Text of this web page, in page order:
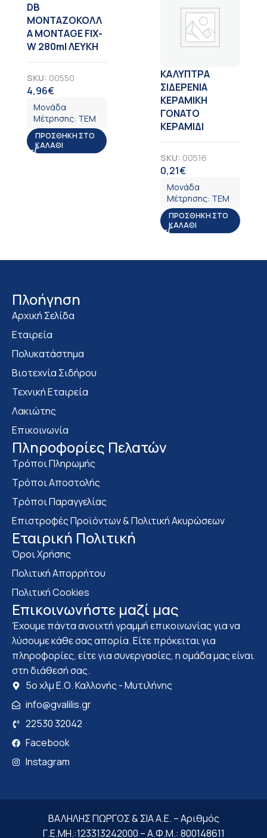
DB
ΜΟΝΤΑΖΟΚΟΛΛ
Α MONTAGE FIX-
W 280ml ΛΕΥΚΗ
SKU: 00550
4,96€
Μονάδα
Μέτρησης: ΤΕΜ
ΠΡΟΣΘΉΚΗ ΣΤΟ
ΚΑΛΆΘΙ
ΚΑΛΥΠΤΡΑ
ΣΙΔΕΡΕΝΙΑ
ΚΕΡΑΜΙΚΗ
ΓΟΝΑΤΟ
ΚΕΡΑΜΙΔΙ
SKU: 00516
0,21€
Μονάδα
Μέτρησης: ΤΕΜ
ΠΡΟΣΘΉΚΗ ΣΤΟ
ΚΑΛΆΘΙ
Πλοήγηση
Αρχική Σελίδα
Εταιρεία
Πολυκατάστημα
Bιοτεχνία Σιδήρου
Τεχνική Εταιρεία
Λακιώτης
Επικοινωνία
Πληροφορίες Πελατών
Τρόποι Πληρωμής
Τρόποι Αποστολής
Τρόποι Παραγγελίας
Επιστροφές Προϊόντων & Πολιτική Ακυρώσεων
Eταιρική Πολιτική
Όροι Χρήσης
Πολιτική Απορρήτου
Πολιτική Cookies
Επικοινωνήστε μαζί μας
Έχουμε πάντα ανοιχτή γραμμή επικοινωνίας για να
λύσουμε κάθε σας απορία. Είτε πρόκειται για
πληροφορίες, είτε για συνεργασίες, η ομάδα μας είναι
στη διάθεσή σας.
5ο χλμ Ε.Ο. Καλλονής - Μυτιλήνης
info@gvalilis.gr
22530 32042
Facebook
Instagram
ΒΑΛΗΛΗΣ ΓΙΩΡΓΟΣ & ΣΙΑ Α.Ε. – Αριθμός
Γ.Ε.ΜΗ.:123313242000 – Α.Φ.Μ.: 800148611